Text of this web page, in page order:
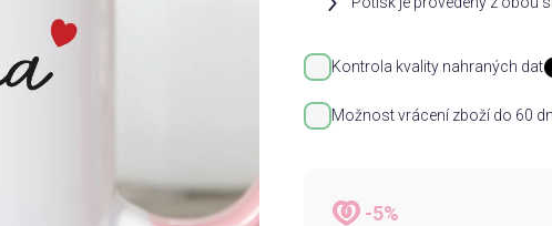
Kontrola kvality nahraných dat
Možnost vrácení zboží do 60
-5%